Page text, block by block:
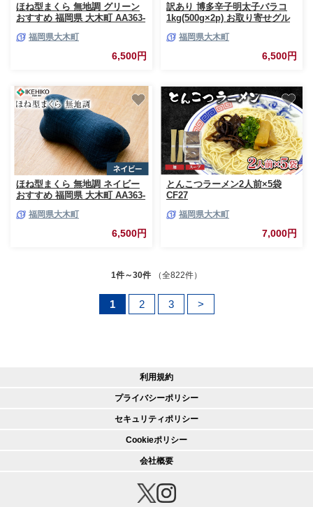
ほね型まくら 無地調 グリーン
おすすめ 福岡県 大木町 AA363-
福岡県大木町
6,500円
訳あり 博多辛子明太子バラコ
1kg(500g×2p) お取り寄せグル
福岡県大木町
6,500円
ほね型まくら 無地調 ネイビー
おすすめ 福岡県 大木町 AA363-
福岡県大木町
6,500円
とんこつラーメン2人前×5袋
CF27
福岡県大木町
7,000円
1件～30件 （全822件）
1 2 3 >
利用規約
プライバシーポリシー
セキュリティポリシー
Cookieポリシー
会社概要